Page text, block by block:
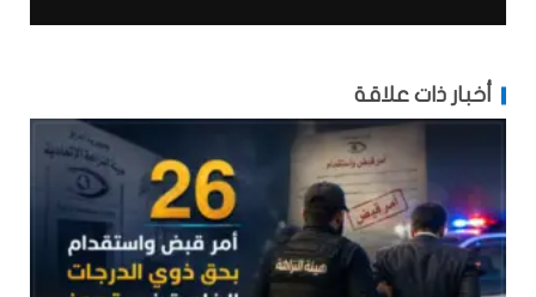
أخبار ذات علاقة